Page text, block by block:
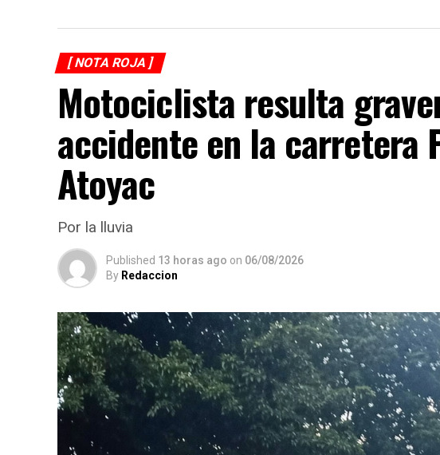
[ NOTA ROJA ]
Motociclista resulta
accidente en la carretera
Atoyac
Por la lluvia
Published 13 horas ago on 06/08/2026
By Redaccion